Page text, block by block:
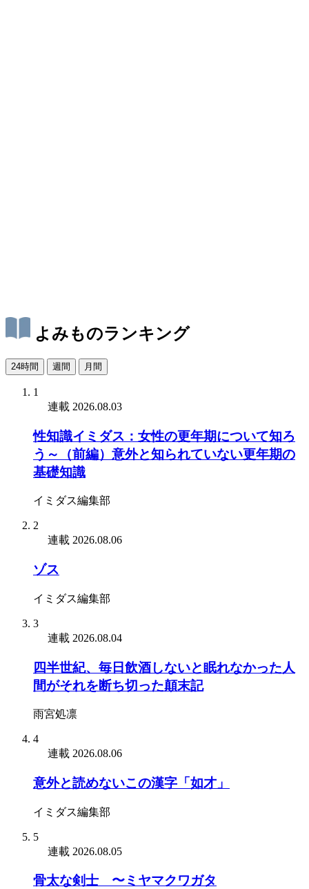
よみものランキング
24時間 週間 月間
1
連載 2026.08.03
性知識イミダス：女性の更年期について知ろ
う～（前編）意外と知られていない更年期の
基礎知識
イミダス編集部
2
連載 2026.08.06
ゾス
イミダス編集部
3
連載 2026.08.04
四半世紀、毎日飲酒しないと眠れなかった人
間がそれを断ち切った顛末記
雨宮処凛
4
連載 2026.08.06
意外と読めないこの漢字「如才」
イミダス編集部
5
連載 2026.08.05
骨太な剣士 〜ミヤマクワガタ